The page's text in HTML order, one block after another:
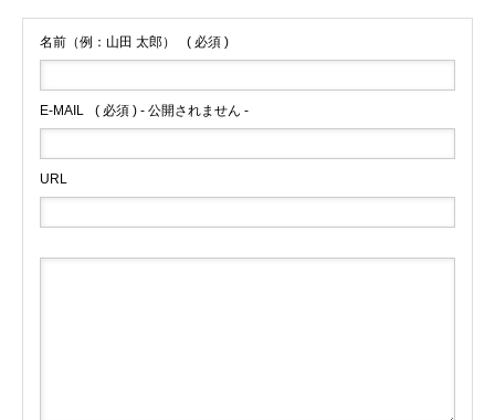
名前（例：山田 太郎） ( 必須 )
E-MAIL ( 必須 ) - 公開されません -
URL